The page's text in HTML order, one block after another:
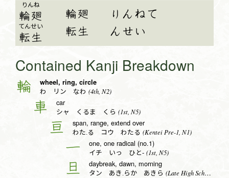
りんね
輪廻
てん
転
せい
生
輪廻
転生
りんねて
んせい
Contained Kanji Breakdown
輪 wheel, ring, circle
わ リン なわ (4th, N2)
車 car
シャ くるま くら (1st, N5)
亘 span, range, extend over
わた.る コウ わたる (Kentei Pre-1, N1)
一 one, one radical (no.1)
イチ いっ ひと- (1st, N5)
旦 daybreak, dawn, morning
タン あき.らか あきら (Late High School, N1)